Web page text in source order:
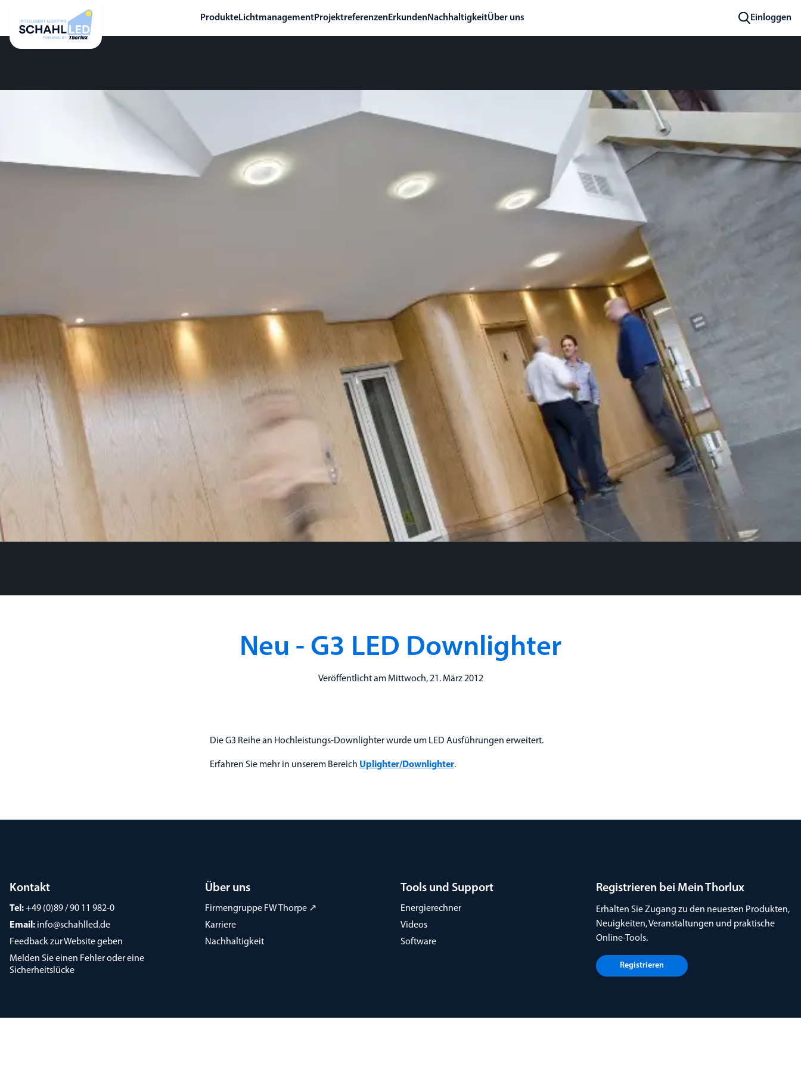
ProdukteLichtmanagementProjektreferenzenErkundenNachhaltigkeitÜber uns Einloggen
Neu - G3 LED Downlighter
Veröffentlicht am Mittwoch, 21. März 2012
Die G3 Reihe an Hochleistungs-Downlighter wurde um LED Ausführungen erweitert.
Erfahren Sie mehr in unserem Bereich Uplighter/Downlighter.
Kontakt
Tel:+49 (0)89 / 90 11 982-0
Email: info@schahlled.de
Feedback zur Website geben
Melden Sie einen Fehler oder eine
Sicherheitslücke
Über uns
Firmengruppe FW Thorpe ↗
Karriere
Nachhaltigkeit
Tools und Support
Energierechner
Videos
Software
Registrieren bei Mein Thorlux
Erhalten Sie Zugang zu den neuesten Produkten,
Neuigkeiten, Veranstaltungen und praktische
Online-Tools.
Registrieren